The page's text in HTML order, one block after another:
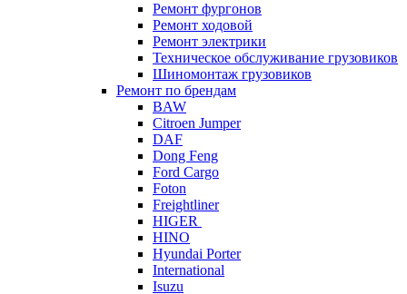
Ремонт фургонов
Ремонт ходовой
Ремонт электрики
Техническое обслуживание грузовиков
Шиномонтаж грузовиков
Ремонт по брендам
BAW
Citroen Jumper
DAF
Dong Feng
Ford Cargo
Foton
Freightliner
HIGER
HINO
Hyundai Porter
International
Isuzu